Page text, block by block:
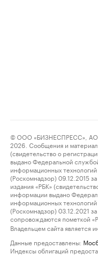
© ООО «БИЗНЕСПРЕСС»,
2026. Сообщения и
(свидетельство о
выдано Федеральной
информационных
(Роскомнадзор) 09.12.2015
издания «РБК»
информации выдано
информационных
(Роскомнадзор) 03.12.2021
сопровождаются пометкой
Владельцем сайта является
Данные предоставлены:
Индексы облигаций